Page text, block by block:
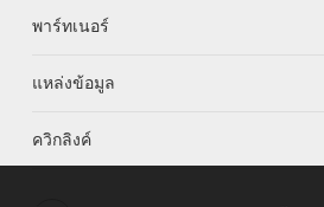
พาร์ทเนอร์
แหล่งข้อมูล
ควิกลิงค์